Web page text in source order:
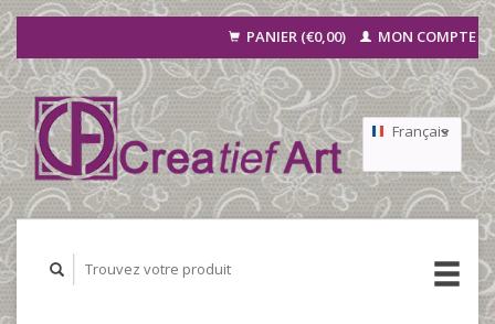
PANIER (€0,00) MON COMPTE
Français
Nederlands